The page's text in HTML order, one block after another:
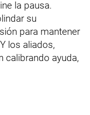
la pausa.
su
para mantener
los aliados,
calibrando ayuda,